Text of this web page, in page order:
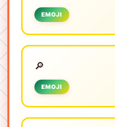
EMOJI
🔎︎
EMOJI